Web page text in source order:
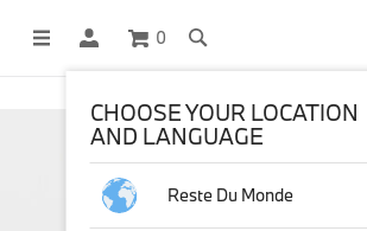
0
BOUTIQUE EN LIGNE GÉRÉE PAR STICHD
CHOOSE YOUR LOCATION
AND LANGUAGE
Reste Du Monde